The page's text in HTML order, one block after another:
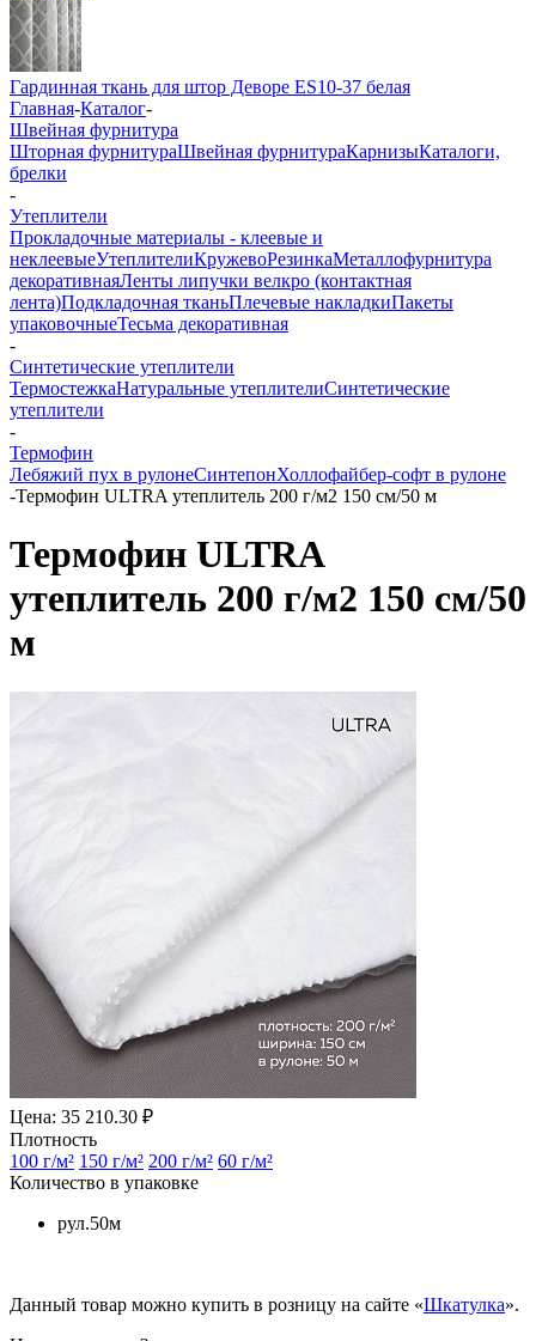
Гардинная ткань для штор Деворе ES10-37 белая
Главная-Каталог-
Швейная фурнитура
Шторная фурнитураШвейная фурнитураКарнизыКаталоги,
брелки
-
Утеплители
Прокладочные материалы - клеевые и
неклеевыеУтеплителиКружевоРезинкаМеталлофурнитура
декоративнаяЛенты липучки велкро (контактная
лента)Подкладочная тканьПлечевые накладкиПакеты
упаковочныеТесьма декоративная
-
Синтетические утеплители
ТермостежкаНатуральные утеплителиСинтетические
утеплители
-
Термофин
Лебяжий пух в рулонеСинтепонХоллофайбер-софт в рулоне
-Термофин ULTRA утеплитель 200 г/м2 150 см/50 м
Термофин ULTRA
утеплитель 200 г/м2 150 см/50
м
Цена: 35 210.30 ₽
Плотность
100 г/м² 150 г/м² 200 г/м² 60 г/м²
Количество в упаковке
рул.50м
Данный товар можно купить в розницу на сайте «Шкатулка».